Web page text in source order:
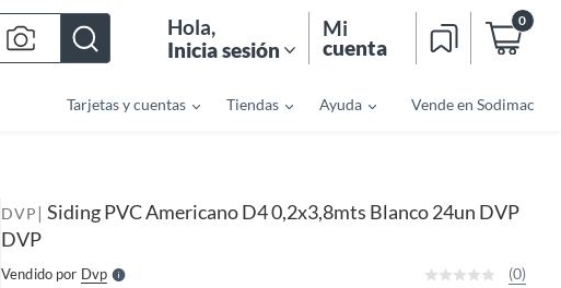
Hola,
Inicia sesión
Mi
cuenta
0
Tarjetas y cuentas Tiendas Ayuda Vende en Sodimac
DVP | Siding PVC Americano D4 0,2x3,8mts Blanco 24un DVP
DVP
Vendido por DvpS
e
r
(0)